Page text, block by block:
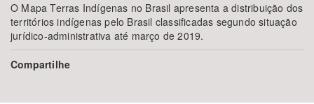
O Mapa Terras Indígenas no Brasil apresenta a distribuição dos
territórios indígenas pelo Brasil classificadas segundo situação
jurídico-administrativa até março de 2019.
Compartilhe